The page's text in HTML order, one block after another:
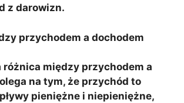
z darowizn.
przychodem a dochodem
różnica między przychodem a
na tym, że przychód to
pieniężne i niepieniężne,